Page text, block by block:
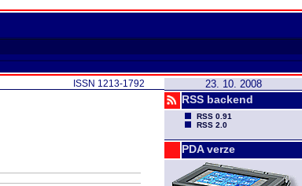
23. 10. 2008
RSS backend
RSS 0.91
RSS 2.0
PDA verze
ISSN 1213-1792